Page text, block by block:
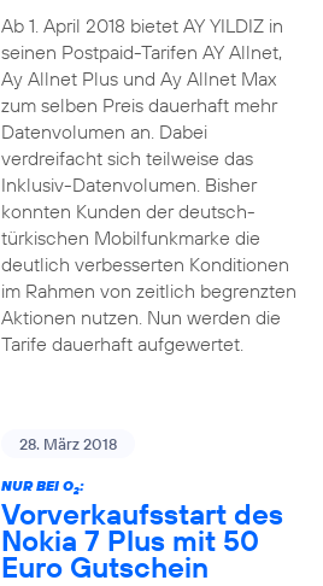
Ab 1. April 2018 bietet AY YILDIZ in
seinen Postpaid-Tarifen AY Allnet,
Ay Allnet Plus und Ay Allnet Max
zum selben Preis dauerhaft mehr
Datenvolumen an. Dabei
verdreifacht sich teilweise das
Inklusiv-Datenvolumen. Bisher
konnten Kunden der deutsch-
türkischen Mobilfunkmarke die
deutlich verbesserten Konditionen
im Rahmen von zeitlich begrenzten
Aktionen nutzen. Nun werden die
Tarife dauerhaft aufgewertet.
28. März 2018
NUR BEI O2:
Vorverkaufsstart des
Nokia 7 Plus mit 50
Euro Gutschein